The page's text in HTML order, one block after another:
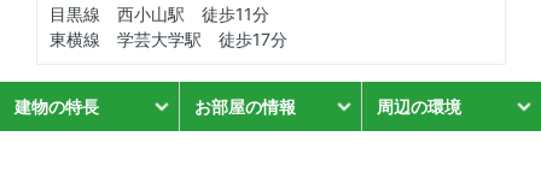
目黒線 西小山駅 徒歩11分
東横線 学芸大学駅 徒歩17分
建物の特長 お部屋の情報 周辺の環境